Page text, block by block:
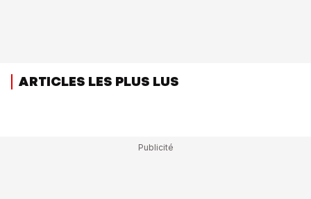
ARTICLES LES PLUS LUS